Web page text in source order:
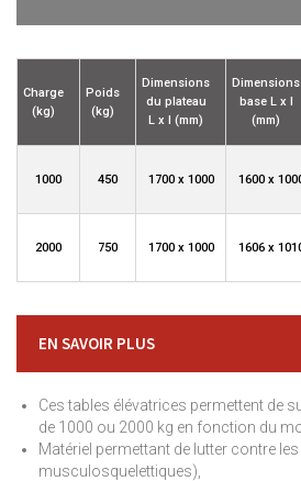
Charge
(kg)
Poids
(kg)
Dimensions
du plateau
L x l (mm)
Dimensions
base L x l
(mm)
1000 450 1700 x 1000 1600 x
2000 750 1700 x 1000 1606 x
EN SAVOIR PLUS
Ces tables élévatrices permettent de
de 1000 ou 2000 kg en fonction du
Matériel permettant de lutter contre
musculosquelettiques),